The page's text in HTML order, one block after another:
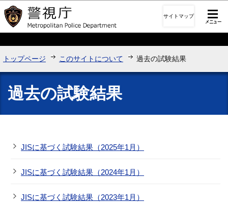
このページの本文へ移動
サイトマップ
トップページ このサイトについて 過去の試験結果
過去の試験結果
JISに基づく試験結果（2025年1月）
JISに基づく試験結果（2024年1月）
JISに基づく試験結果（2023年1月）